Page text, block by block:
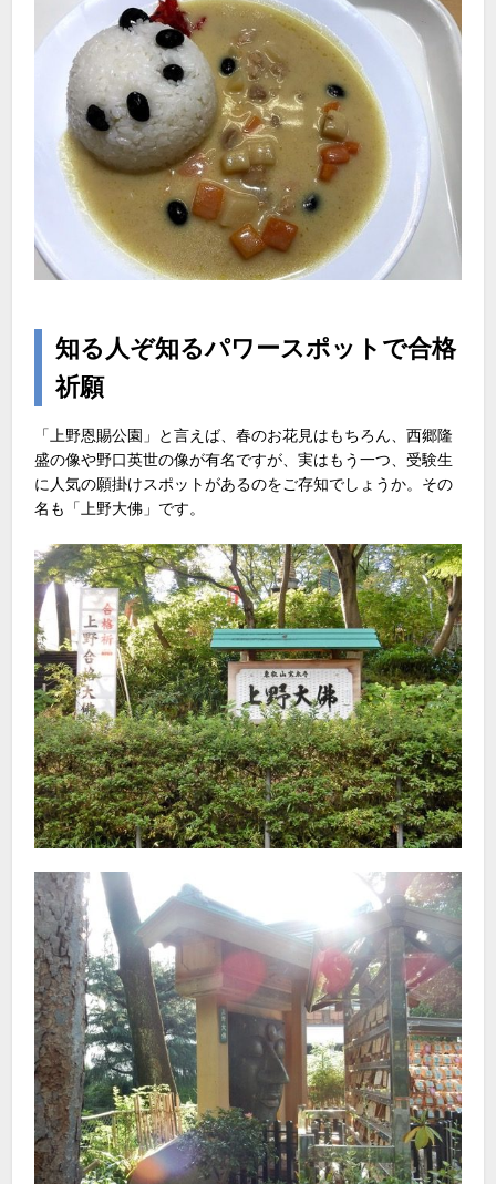
知る人ぞ知るパワースポットで合格
祈願
「上野恩賜公園」と言えば、春のお花見はもちろん、西郷隆
盛の像や野口英世の像が有名ですが、実はもう一つ、受験生
に人気の願掛けスポットがあるのをご存知でしょうか。その
名も「上野大佛」です。